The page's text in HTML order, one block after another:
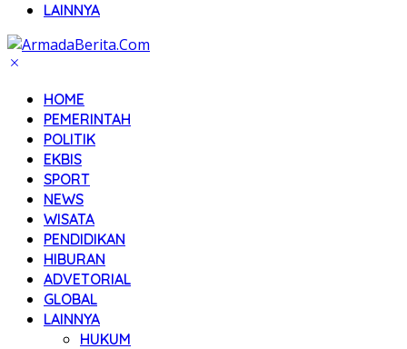
LAINNYA
HOME
PEMERINTAH
POLITIK
EKBIS
SPORT
NEWS
WISATA
PENDIDIKAN
HIBURAN
ADVETORIAL
GLOBAL
LAINNYA
HUKUM